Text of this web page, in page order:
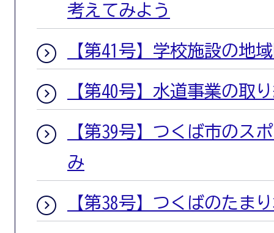
考えてみよう
【第41号】学校施設の地
【第40号】水道事業の取
【第39号】つくば市のス
み
【第38号】つくばのたま